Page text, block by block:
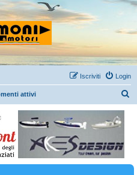
Login
Iscriviti
attivi